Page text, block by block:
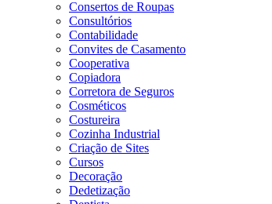
Consertos de Roupas
Consultórios
Contabilidade
Convites de Casamento
Cooperativa
Copiadora
Corretora de Seguros
Cosméticos
Costureira
Cozinha Industrial
Criação de Sites
Cursos
Decoração
Dedetização